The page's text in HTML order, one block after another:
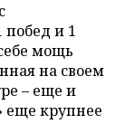
побед и 1
мощь
на своем
– еще и
еще крупнее